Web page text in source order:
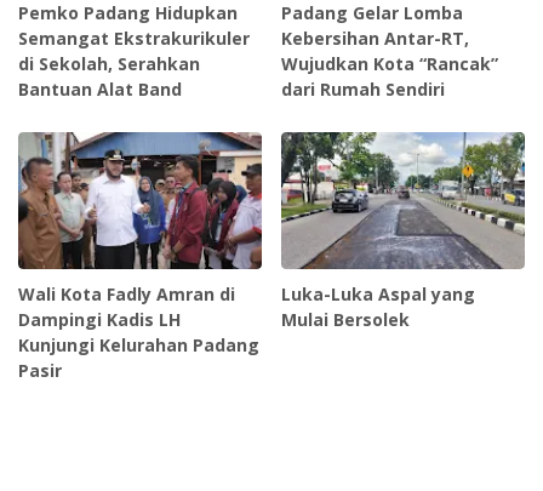
Pemko Padang Hidupkan
Semangat Ekstrakurikuler
di Sekolah, Serahkan
Bantuan Alat Band
Padang Gelar Lomba
Kebersihan Antar-RT,
Wujudkan Kota “Rancak”
dari Rumah Sendiri
Wali Kota Fadly Amran di
Dampingi Kadis LH
Kunjungi Kelurahan Padang
Pasir
Luka-Luka Aspal yang
Mulai Bersolek